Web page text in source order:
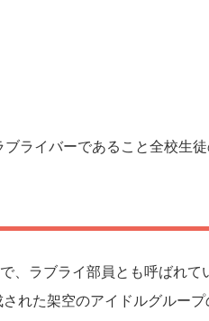
ライバーであること全校生徒
、ラブライ部員とも呼ばれて
れた架空のアイドルグルー